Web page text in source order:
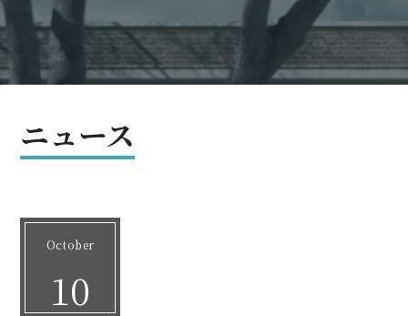
ニュース
October
10